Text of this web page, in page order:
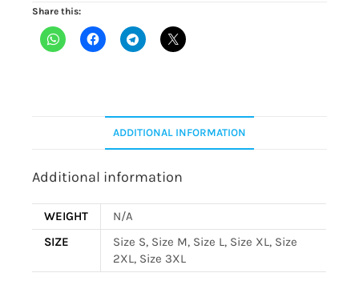
Share this:
ADDITIONAL INFORMATION
Additional information
WEIGHT
N/A
SIZE
Size S, Size M, Size L, Size XL, Size
2XL, Size 3XL